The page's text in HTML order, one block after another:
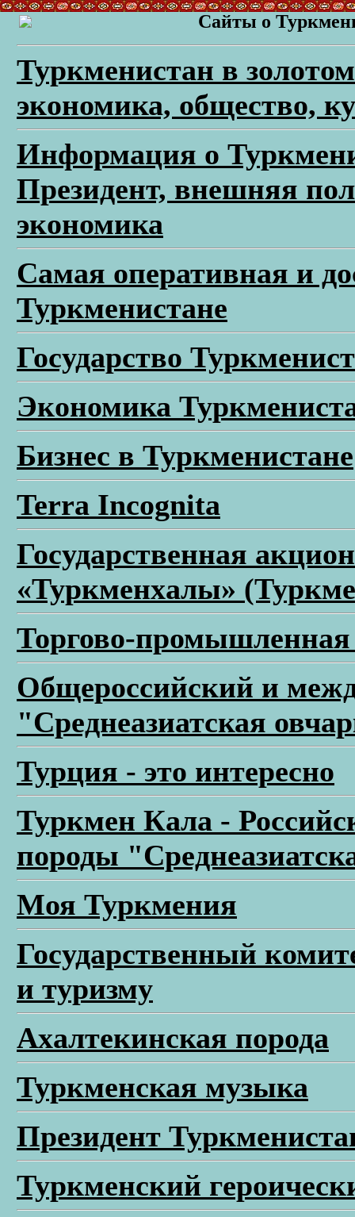
Сайты о
Туркменистан в
экономика, общество,
Информация о
Президент, внешняя
экономика
Самая оперативная и
Туркменистане
Государство
Экономика
Бизнес в Туркменистане
Terra Incognita
Государственная
«Туркменхалы»
Торгово-промышленная
Общероссийский и
"Среднеазиатская
Турция - это интересно
Туркмен Кала -
породы
Моя Туркмения
Государственный
и туризму
Ахалтекинская порода
Туркменская музыка
Президент
Туркменский